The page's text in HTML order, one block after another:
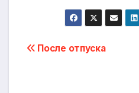
Навигация
После отпуска